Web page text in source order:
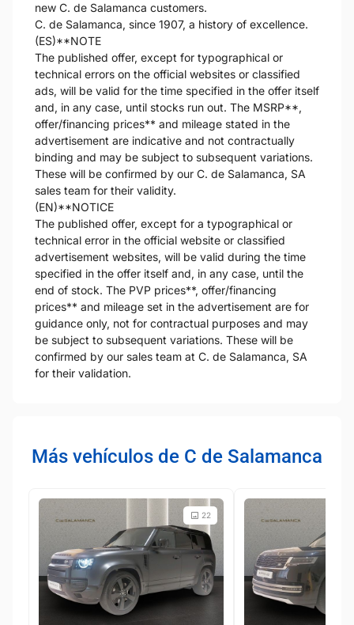
new C. de Salamanca customers.
C. de Salamanca, since 1907, a history of excellence.
(ES)**NOTE
The published offer, except for typographical or
technical errors on the official websites or classified
ads, will be valid for the time specified in the offer itself
and, in any case, until stocks run out. The MSRP**,
offer/financing prices** and mileage stated in the
advertisement are indicative and not contractually
binding and may be subject to subsequent variations.
These will be confirmed by our C. de Salamanca, SA
sales team for their validity.
(EN)**NOTICE
The published offer, except for a typographical or
technical error in the official website or classified
advertisement websites, will be valid during the time
specified in the offer itself and, in any case, until the
end of stock. The PVP prices**, offer/financing
prices** and mileage set in the advertisement are for
guidance only, not for contractual purposes and may
be subject to subsequent variations. These will be
confirmed by our sales team at C. de Salamanca, SA
for their validation.
Más vehículos de C de Salamanca
22